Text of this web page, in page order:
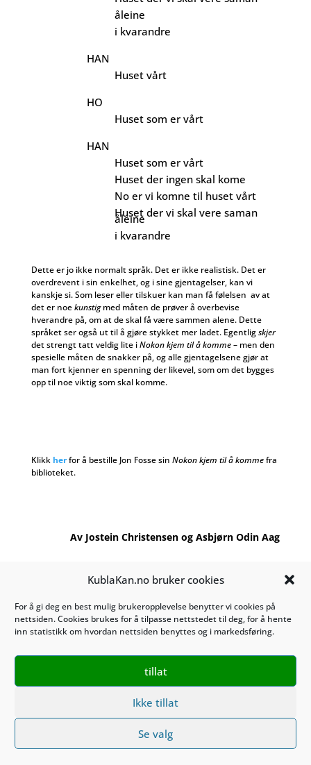
KublaKan.no bruker cookies
For å gi deg en best mulig brukeropplevelse benytter vi cookies på
nettsiden. Cookies brukes for å tilpasse nettstedet til deg, for å hente
inn statistikk om hvordan nettsiden benyttes og i markedsføring.
tillat
Ikke tillat
Se valg
åleine
i kvarandre
HAN
Huset vårt
HO
Huset som er vårt
HAN
Huset som er vårt
Huset der ingen skal kome
No er vi komne til huset vårt
Huset der vi skal vere saman
åleine
i kvarandre
Dette er jo ikke normalt språk. Det er ikke realistisk. Det er
overdrevent i sin enkelhet, og i sine gjentagelser, kan vi
kanskje si. Som leser eller tilskuer kan man få følelsen av at
det er noekunstigmed måten de prøver å overbevise
hverandre på, om at de skal få være sammen alene. Dette
språket ser også ut til å gjøre stykket mer ladet. Egentligskjer
det strengt tatt veldig lite iNokon kjem til å komme– men den
spesielle måten de snakker på, og alle gjentagelsene gjør at
man fort kjenner en spenning der likevel, som om det bygges
opp til noe viktig som skal komme.
Klikk herfor å bestille Jon Fosse sin Nokon kjem til å kommefra
biblioteket.
Av Jostein Christensen og Asbjørn Odin Aag
Kontakt oss påpost@kublakan.no
Tosletta 10
1453 Bjørnemyr
Salgsbetingelser
Personvern